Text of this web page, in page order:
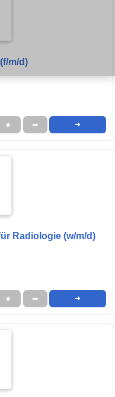
m/d)
★ ➦ ➜
Radiologie (w/m/d)
★ ➦ ➜